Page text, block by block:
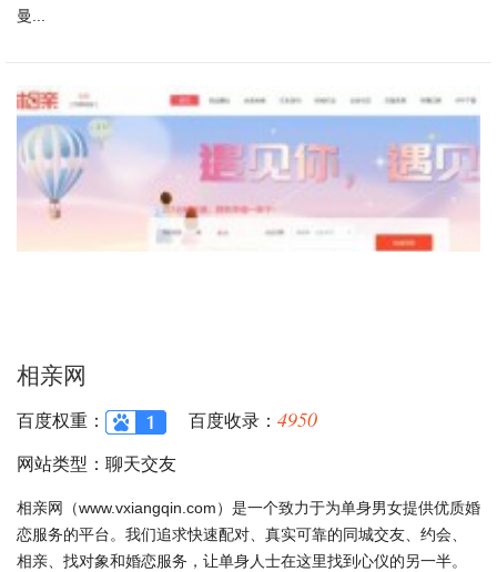
曼...
相亲网
百度权重： 百度收录： 4950
网站类型：聊天交友
相亲网（www.vxiangqin.com）是一个致力于为单身男女提供优质婚
恋服务的平台。我们追求快速配对、真实可靠的同城交友、约会、
相亲、找对象和婚恋服务，让单身人士在这里找到心仪的另一半。